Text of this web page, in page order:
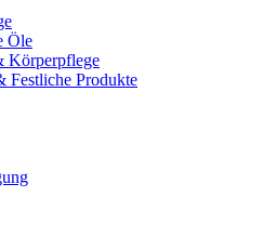
Öle
Körperpflege
Festliche Produkte